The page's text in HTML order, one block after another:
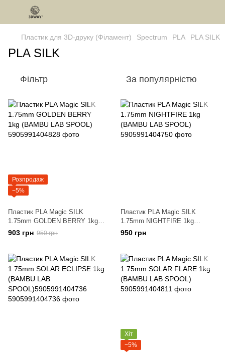
Пластик для 3D-друку (Філамент) Spectrum PLA PLA SILK
PLA SILK
Фільтр За популярністю
Розпродаж
−5%
Пластик PLA Magic SILK
1.75mm GOLDEN BERRY 1kg
(BAMBU LAB SPOOL)
903 грн 950 грн
Пластик PLA Magic SILK
1.75mm NIGHTFIRE 1kg
(BAMBU LAB SPOOL)
950 грн
Хіт
−5%